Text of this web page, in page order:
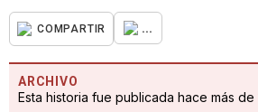
COMPARTIR ...
ARCHIVO
Esta historia fue publicada hace más de